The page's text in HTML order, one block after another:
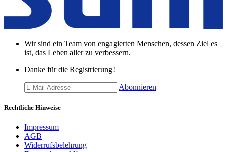
Wir sind ein Team von engagierten Menschen, dessen Ziel es
ist, das Leben aller zu verbessern.
Danke für die Registrierung!
Abonnieren
Rechtliche Hinweise
Impressum
AGB
Widerrufsbelehrung